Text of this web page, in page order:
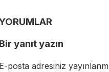
yanıt yazın
posta adresiniz